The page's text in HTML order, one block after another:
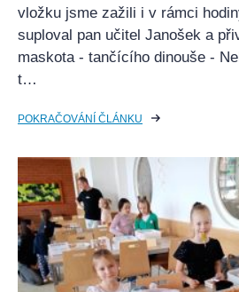
vložku jsme zažili i v rámci
suploval pan učitel Janošek a
maskota - tančícího dinouše -
t…
POKRAČOVÁNÍ ČLÁNKU